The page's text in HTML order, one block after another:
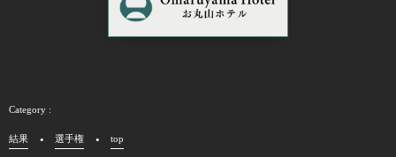
結果 選手権 top